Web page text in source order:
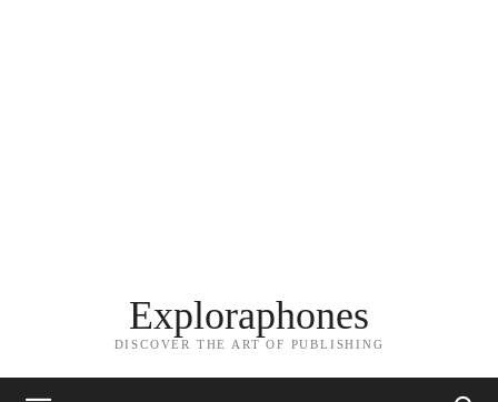
Exploraphones
DISCOVER THE ART OF PUBLISHING